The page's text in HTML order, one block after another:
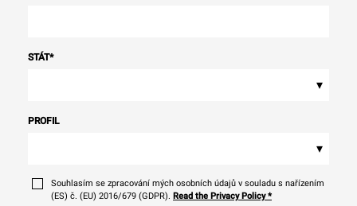
STÁT*
▾
PROFIL
▾
Souhlasím se zpracování mých osobních údajů v souladu s nařízením
(ES) č. (EU) 2016/679 (GDPR). Read the Privacy Policy*